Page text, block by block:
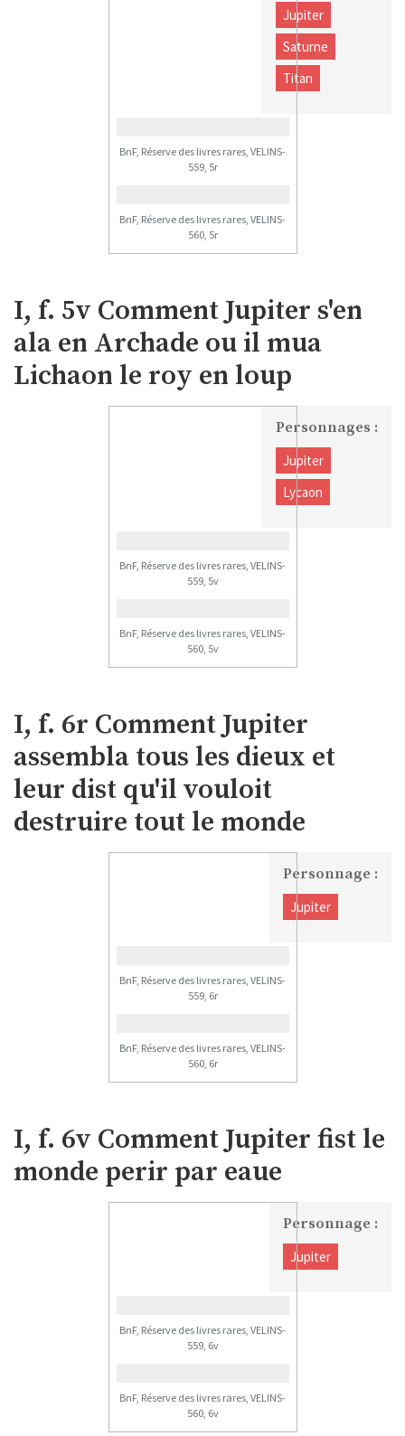
Jupiter
Saturne
Titan
BnF, Réserve des livres rares, VELINS-
559, 5r
BnF, Réserve des livres rares, VELINS-
560, 5r
I, f. 5v Comment Jupiter s'en
ala en Archade ou il mua
Lichaon le roy en loup
Personnages :
Jupiter
Lycaon
BnF, Réserve des livres rares, VELINS-
559, 5v
BnF, Réserve des livres rares, VELINS-
560, 5v
I, f. 6r Comment Jupiter
assembla tous les dieux et
leur dist qu'il vouloit
destruire tout le monde
Personnage :
Jupiter
BnF, Réserve des livres rares, VELINS-
559, 6r
BnF, Réserve des livres rares, VELINS-
560, 6r
I, f. 6v Comment Jupiter fist le
monde perir par eaue
Personnage :
Jupiter
BnF, Réserve des livres rares, VELINS-
559, 6v
BnF, Réserve des livres rares, VELINS-
560, 6v